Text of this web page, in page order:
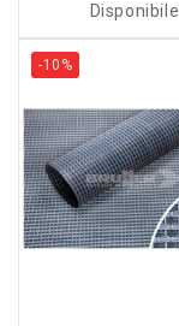
Disponibile
-10%